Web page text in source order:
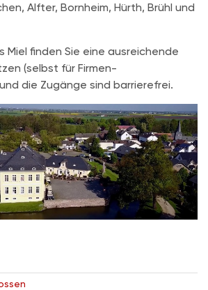
Alfter, Bornheim, Hürth, Brühl und
Miel finden Sie eine ausreichende
(selbst für Firmen-
die Zugänge sind barrierefrei.